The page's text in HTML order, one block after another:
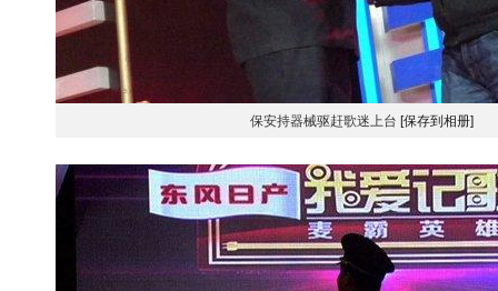
保安持器械驱赶歌迷上台 [保存到相册]